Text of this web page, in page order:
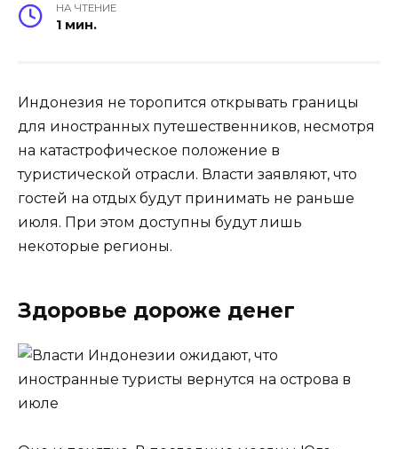
НА ЧТЕНИЕ
1 мин.
Индонезия не торопится открывать границы
для иностранных путешественников, несмотря
на катастрофическое положение в
туристической отрасли. Власти заявляют, что
гостей на отдых будут принимать не раньше
июля. При этом доступны будут лишь
некоторые регионы.
Здоровье дороже денег